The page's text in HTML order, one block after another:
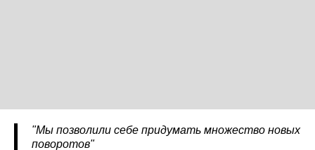
"Мы позволили себе придумать множество новых
поворотов"